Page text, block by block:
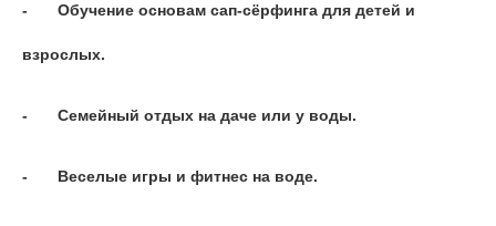
- Обучение основам сап-сёрфинга для детей и
взрослых.
- Семейный отдых на даче или у воды.
- Веселые игры и фитнес на воде.